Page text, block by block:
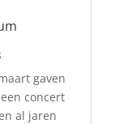
gaven
concert
al jaren